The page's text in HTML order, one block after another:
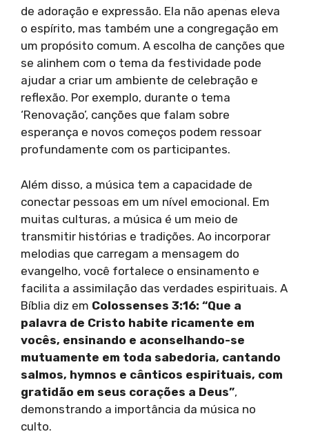
de adoração e expressão. Ela não apenas eleva
o espírito, mas também une a congregação em
um propósito comum. A escolha de canções que
se alinhem com o tema da festividade pode
ajudar a criar um ambiente de celebração e
reflexão. Por exemplo, durante o tema
‘Renovação’, canções que falam sobre
esperança e novos começos podem ressoar
profundamente com os participantes.
Além disso, a música tem a capacidade de
conectar pessoas em um nível emocional. Em
muitas culturas, a música é um meio de
transmitir histórias e tradições. Ao incorporar
melodias que carregam a mensagem do
evangelho, você fortalece o ensinamento e
facilita a assimilação das verdades espirituais. A
Bíblia diz em Colossenses 3:16: “Que a
palavra de Cristo habite ricamente em
vocês, ensinando e aconselhando-se
mutuamente em toda sabedoria, cantando
salmos, hymnos e cânticos espirituais, com
gratidão em seus corações a Deus”,
demonstrando a importância da música no
culto.